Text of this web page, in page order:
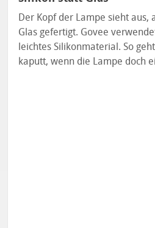
Der Kopf der Lampe sieht aus,
Glas gefertigt. Govee
leichtes Silikonmaterial. So
kaputt, wenn die Lampe doch